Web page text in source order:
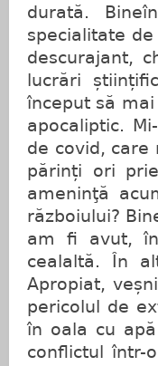
durată.
specialitate
descurajant,
lucrări
început să
apocaliptic.
de covid, care
părinți ori
ameninţă
războiului?
am fi avut,
cealaltă. În
Apropiat,
pericolul de
în oala cu
conflictul într-